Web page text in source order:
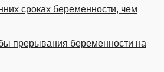
сроках беременности, чем
прерывания беременности на